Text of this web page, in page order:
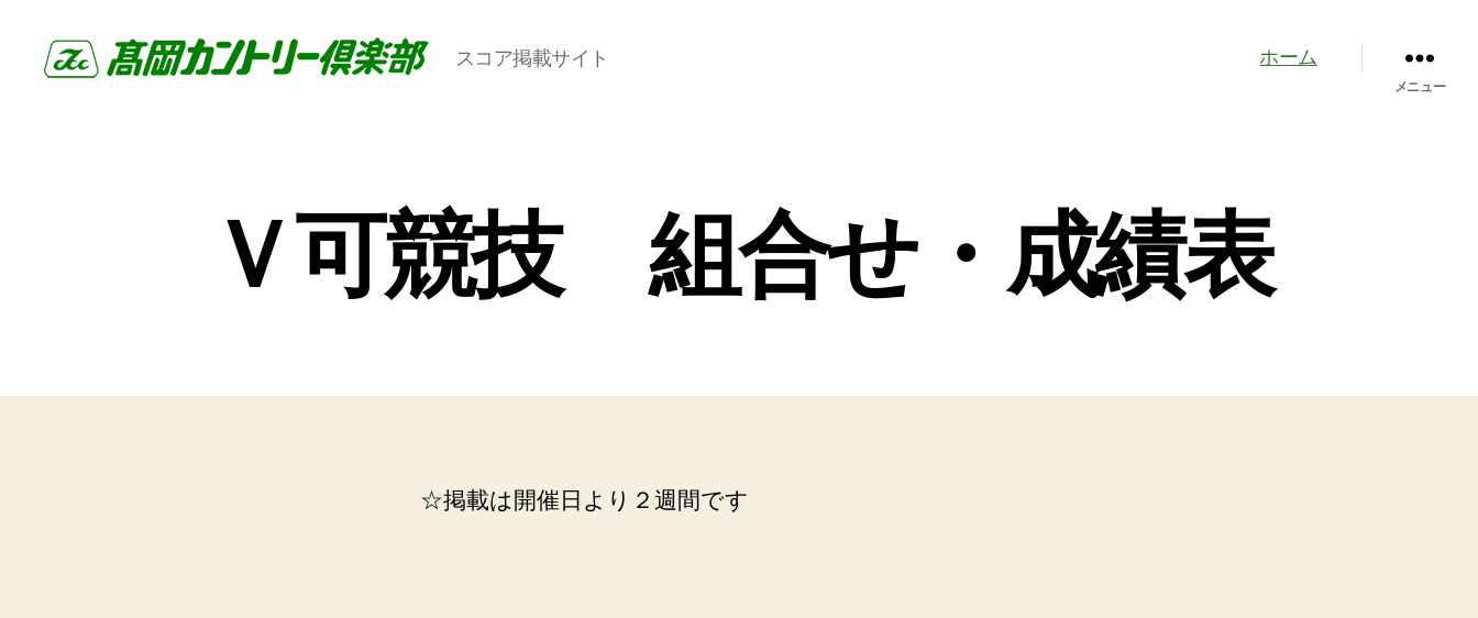
スコア掲載サイト ホーム
メニュー
Ｖ可競技 組合せ・成績表
☆掲載は開催日より２週間です